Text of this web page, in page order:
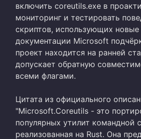
включить coreutils.exe в
мониторинг и тестировать
скриптов, использующих
документации Microsoft
проект находится на ранней
допускает обратную
всеми флагами.
Цитата из официального
"Microsoft.Coreutils - это
популярных утилит командной
реализованная на Rust. Она